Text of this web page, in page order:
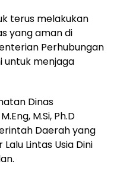
terus melakukan
yang aman di
Perhubungan
untuk menjaga
Dinas
M.Si, Ph.D
Daerah yang
Lintas Usia Dini